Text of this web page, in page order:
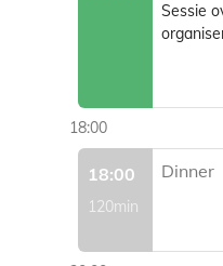
Sessie
18:00
18:00
120min
Dinner